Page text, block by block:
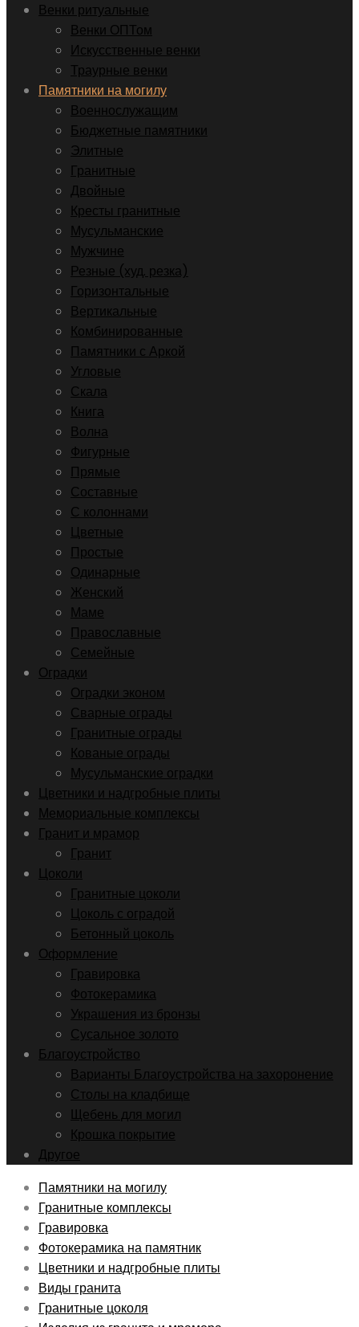
Венки ритуальные
Венки ОПТом
Искусственные венки
Траурные венки
Памятники на могилу
Военнослужащим
Бюджетные памятники
Элитные
Гранитные
Двойные
Кресты гранитные
Мусульманские
Мужчине
Резные (худ. резка)
Горизонтальные
Вертикальные
Комбинированные
Памятники с Аркой
Угловые
Скала
Книга
Волна
Фигурные
Прямые
Составные
С колоннами
Цветные
Простые
Одинарные
Женский
Маме
Православные
Семейные
Оградки
Оградки эконом
Сварные ограды
Гранитные ограды
Кованые ограды
Мусульманские оградки
Цветники и надгробные плиты
Мемориальные комплексы
Гранит и мрамор
Гранит
Цоколи
Гранитные цоколи
Цоколь с оградой
Бетонный цоколь
Оформление
Гравировка
Фотокерамика
Украшения из бронзы
Сусальное золото
Благоустройство
Варианты Благоустройства на захоронение
Столы на кладбище
Щебень для могил
Крошка покрытие
Другое
Памятники на могилу
Гранитные комплексы
Гравировка
Фотокерамика на памятник
Цветники и надгробные плиты
Виды гранита
Гранитные цоколя